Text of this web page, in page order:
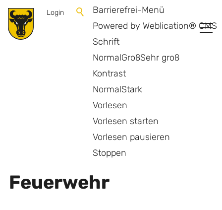
Barrierefrei-Menü
Powered by Weblication® CMS
Schrift
NormalGroßSehr groß
Kontrast
NormalStark
Vorlesen
Vorlesen starten
Vorlesen pausieren
Stoppen
Login
Feuerwehr